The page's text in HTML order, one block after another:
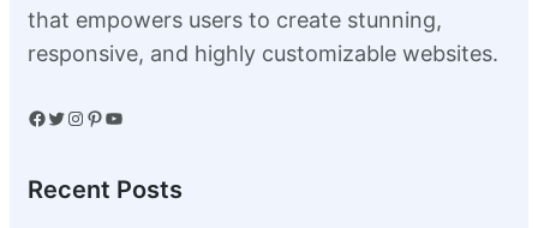
that empowers users to create stunning,
responsive, and highly customizable websites.
Facebook Twitter Instagram Pinterest YouTube
Recent Posts